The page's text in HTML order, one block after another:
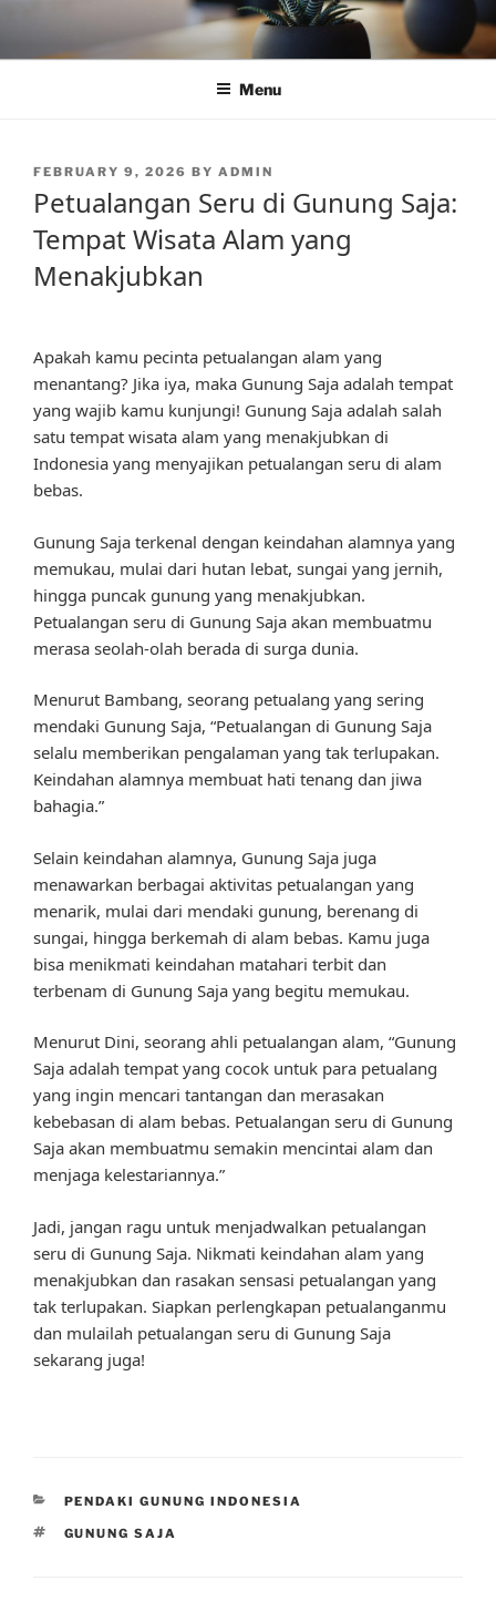
content
Menu
POSTED
FEBRUARY 9, 2026 BY ADMIN
Petualangan Seru di Gunung Saja:
Tempat Wisata Alam yang
Menakjubkan
Apakah kamu pecinta petualangan alam yang
menantang? Jika iya, maka Gunung Saja adalah tempat
yang wajib kamu kunjungi! Gunung Saja adalah salah
satu tempat wisata alam yang menakjubkan di
Indonesia yang menyajikan petualangan seru di alam
bebas.
Gunung Saja terkenal dengan keindahan alamnya yang
memukau, mulai dari hutan lebat, sungai yang jernih,
hingga puncak gunung yang menakjubkan.
Petualangan seru di Gunung Saja akan membuatmu
merasa seolah-olah berada di surga dunia.
Menurut Bambang, seorang petualang yang sering
mendaki Gunung Saja, “Petualangan di Gunung Saja
selalu memberikan pengalaman yang tak terlupakan.
Keindahan alamnya membuat hati tenang dan jiwa
bahagia.”
Selain keindahan alamnya, Gunung Saja juga
menawarkan berbagai aktivitas petualangan yang
menarik, mulai dari mendaki gunung, berenang di
sungai, hingga berkemah di alam bebas. Kamu juga
bisa menikmati keindahan matahari terbit dan
terbenam di Gunung Saja yang begitu memukau.
Menurut Dini, seorang ahli petualangan alam, “Gunung
Saja adalah tempat yang cocok untuk para petualang
yang ingin mencari tantangan dan merasakan
kebebasan di alam bebas. Petualangan seru di Gunung
Saja akan membuatmu semakin mencintai alam dan
menjaga kelestariannya.”
Jadi, jangan ragu untuk menjadwalkan petualangan
seru di Gunung Saja. Nikmati keindahan alam yang
menakjubkan dan rasakan sensasi petualangan yang
tak terlupakan. Siapkan perlengkapan petualanganmu
dan mulailah petualangan seru di Gunung Saja
sekarang juga!
CATEGORIES
PENDAKI GUNUNG INDONESIA
TAGS
GUNUNG SAJA